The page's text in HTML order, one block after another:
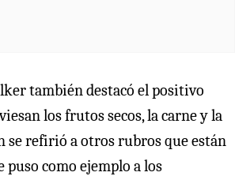
también destacó el positivo
los frutos secos, la carne y la
se refirió a otros rubros que están
puso como ejemplo a los